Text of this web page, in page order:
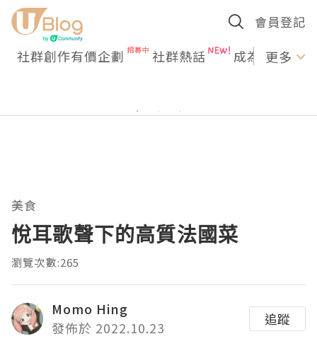
會員登記
社群創作有價企劃 社群熱話 成為U更多
美食
悅耳歌聲下的高質法國菜
瀏覽次數:265
Momo Hing
發佈於 2022.10.23
追蹤